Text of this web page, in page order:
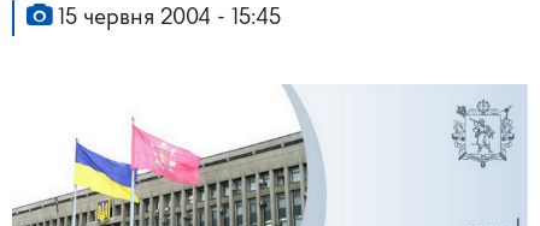
15 червня 2004 - 15:45